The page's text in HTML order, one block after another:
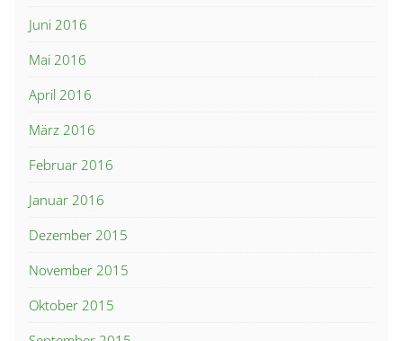
Juni 2016
Mai 2016
April 2016
März 2016
Februar 2016
Januar 2016
Dezember 2015
November 2015
Oktober 2015